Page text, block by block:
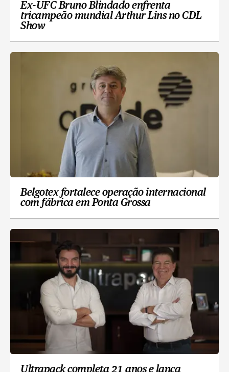
Ex-UFC Bruno Blindado enfrenta
tricampeão mundial Arthur Lins no CDL
Show
Belgotex fortalece operação internacional
com fábrica em Ponta Grossa
Ultrapack completa 21 anos e lança